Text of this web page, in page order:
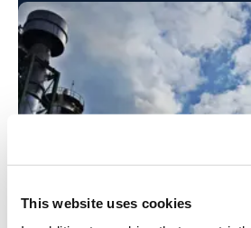
This website uses cookies